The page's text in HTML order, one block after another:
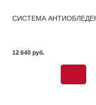
СИСТЕМА
12 640 pуб.